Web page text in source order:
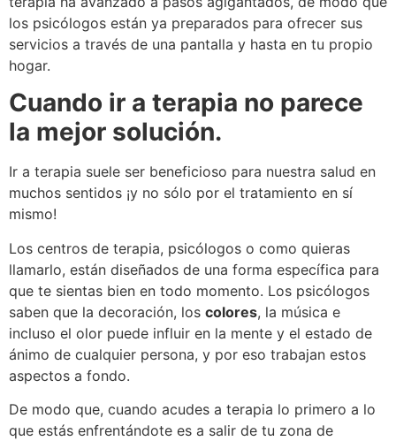
los psicólogos están ya preparados para ofrecer sus
servicios a través de una pantalla y hasta en tu propio
hogar.
Cuando ir a terapia no parece
la mejor solución.
Ir a terapia suele ser beneficioso para nuestra salud en
muchos sentidos ¡y no sólo por el tratamiento en sí
mismo!
Los centros de terapia, psicólogos o como quieras
llamarlo, están diseñados de una forma específica para
que te sientas bien en todo momento. Los psicólogos
saben que la decoración, los colores, la música e
incluso el olor puede influir en la mente y el estado de
ánimo de cualquier persona, y por eso trabajan estos
aspectos a fondo.
De modo que, cuando acudes a terapia lo primero a lo
que estás enfrentándote es a salir de tu zona de